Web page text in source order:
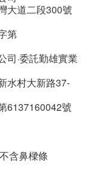
大道二段300號
第
司·委託勤雄實業
水村大新路37-
6137160042號
含鼻樑條